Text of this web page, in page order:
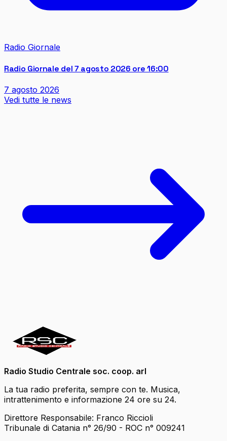
Radio Giornale
Radio Giornale del 7 agosto 2026 ore 16:00
7 agosto 2026
Vedi tutte le news
Radio Studio Centrale soc. coop. arl
La tua radio preferita, sempre con te. Musica,
intrattenimento e informazione 24 ore su 24.
Direttore Responsabile: Franco Riccioli
Tribunale di Catania n° 26/90 - ROC n° 009241